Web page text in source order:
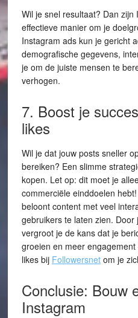
Wil je snel resultaat? Dan
effectieve manier om je
Instagram ads kun je gericht
demografische gegevens,
je om de juiste mensen te
verhogen.
7. Boost je
likes
Wil je dat jouw posts sneller
bereiken? Een slimme
kopen. Let op: dit moet je
commerciële einddoelen
beloont content met veel
gebruikers te laten zien.
vergroot je de kans dat je
groeien en meer
likes bij Followersnetom je
Conclusie: Bouw
Instagram